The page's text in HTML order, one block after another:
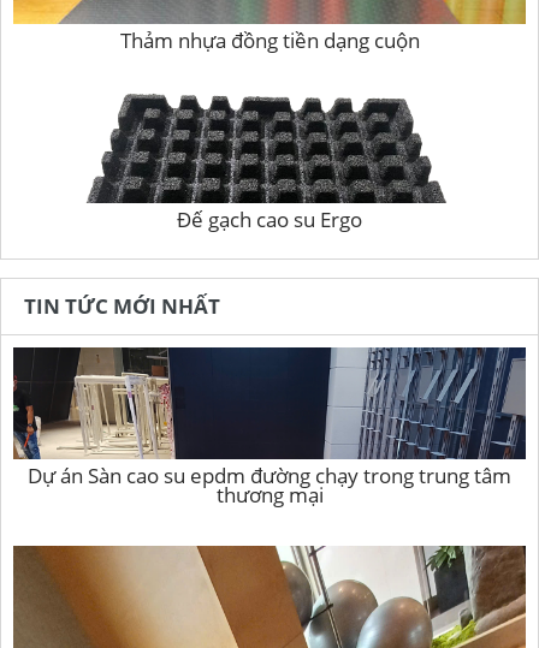
Thảm nhựa đồng tiền dạng cuộn
Đế gạch cao su Ergo
TIN TỨC MỚI NHẤT
Dự án Sàn cao su epdm đường chạy trong trung tâm
thương mại